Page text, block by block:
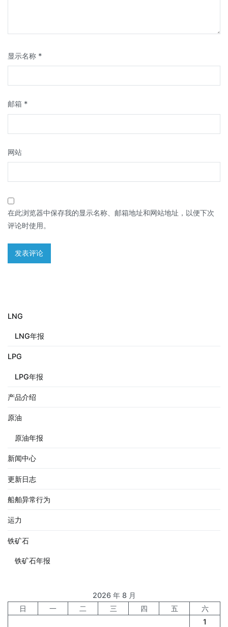
显示名称 *
邮箱 *
网站
在此浏览器中保存我的显示名称、邮箱地址和网站地址，以便下次
评论时使用。
LNG
LNG年报
LPG
LPG年报
产品介绍
原油
原油年报
新闻中心
更新日志
船舶异常行为
运力
铁矿石
铁矿石年报
2026 年 8 月
日
一 二 三 四 五
六
1